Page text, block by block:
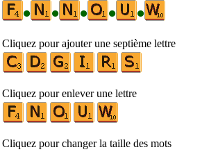
•
• • • •
Cliquez pour ajouter une septième lettre
Cliquez pour enlever une lettre
Cliquez pour changer la taille des mots